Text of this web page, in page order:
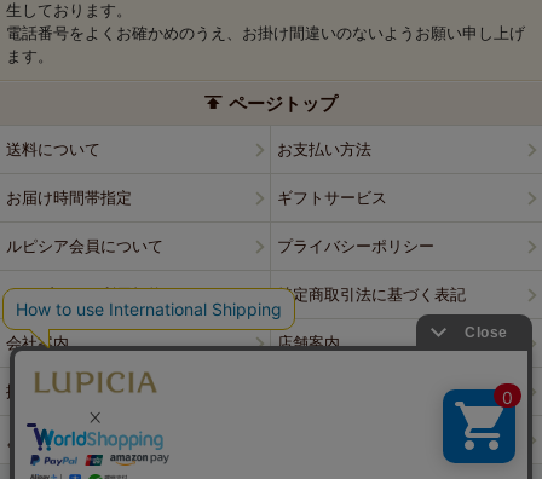
生しております。
電話番号をよくお確かめのうえ、お掛け間違いのないようお願い申し上げ
ます。
ページトップ
送料について お支払い方法
お届け時間帯指定 ギフトサービス
ルピシア会員について プライバシーポリシー
ウェブサイト利用規約 特定商取引法に基づく表記
会社案内 店舗案内
採用情報
よくある質問